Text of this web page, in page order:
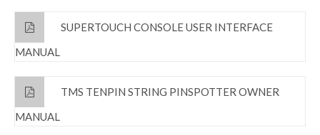
SUPERTOUCH CONSOLE USER INTERFACE
MANUAL
TMS TENPIN STRING PINSPOTTER OWNER
MANUAL